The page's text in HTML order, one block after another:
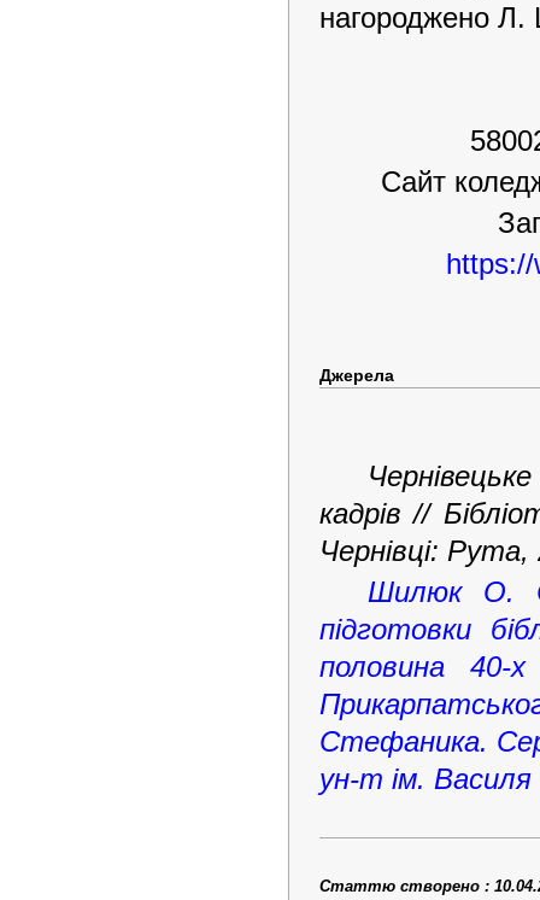
нагороджено
Сайт
Джерела
кадрів //
Чернівці:
Шилюк О.
підготовки
половина
Стефаника.
ун-т ім.
Статтю створено :